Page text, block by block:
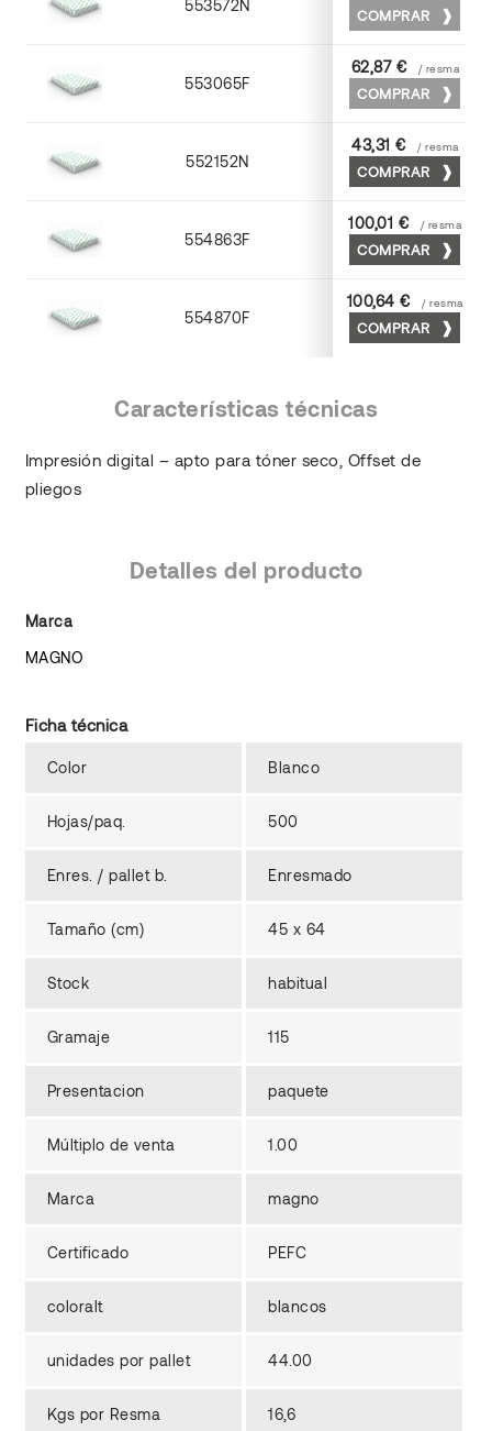
553572N
COMPRAR
553065F 65 x 90
62,87 € / resma
COMPRAR
552152N 52 x 70
43,31 € / resma
COMPRAR
554863F 63 x 88
100,01 € / resma
COMPRAR
554870F 70 x 100
100,64 € / resma
COMPRAR
Características técnicas
Impresión digital – apto para tóner seco, Offset de
pliegos
Detalles del producto
Marca
MAGNO
Ficha técnica
Color Blanco
Hojas/paq. 500
Enres. / pallet b. Enresmado
Tamaño (cm) 45 x 64
Stock habitual
Gramaje 115
Presentacion paquete
Múltiplo de venta 1.00
Marca magno
Certificado PEFC
coloralt blancos
unidades por pallet 44.00
Kgs por Resma 16,6